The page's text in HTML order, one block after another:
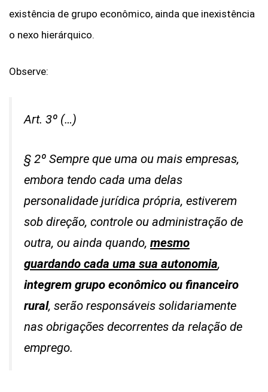
existência de grupo econômico, ainda que inexistência
o nexo hierárquico.
Observe:
Art. 3º (…)
§ 2º Sempre que uma ou mais empresas,
embora tendo cada uma delas
personalidade jurídica própria, estiverem
sob direção, controle ou administração de
outra, ou ainda quando, mesmo
guardando cada uma sua autonomia,
integrem grupo econômico ou financeiro
rural, serão responsáveis solidariamente
nas obrigações decorrentes da relação de
emprego.